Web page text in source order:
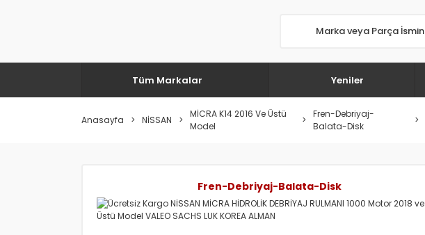
Tüm Markalar Yeniler
Anasayfa NİSSAN
MİCRA K14 2016 Ve Üstü
Model
Fren-Debriyaj-
Balata-Disk
Fren-Debriyaj-Balata-Disk